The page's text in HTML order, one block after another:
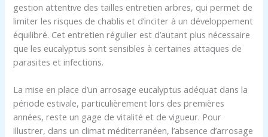
gestion attentive des tailles entretien arbres, qui permet de
limiter les risques de chablis et d’inciter à un développement
équilibré. Cet entretien régulier est d’autant plus nécessaire
que les eucalyptus sont sensibles à certaines attaques de
parasites et infections.
La mise en place d’un arrosage eucalyptus adéquat dans la
période estivale, particulièrement lors des premières
années, reste un gage de vitalité et de vigueur. Pour
illustrer, dans un climat méditerranéen, l’absence d’arrosage